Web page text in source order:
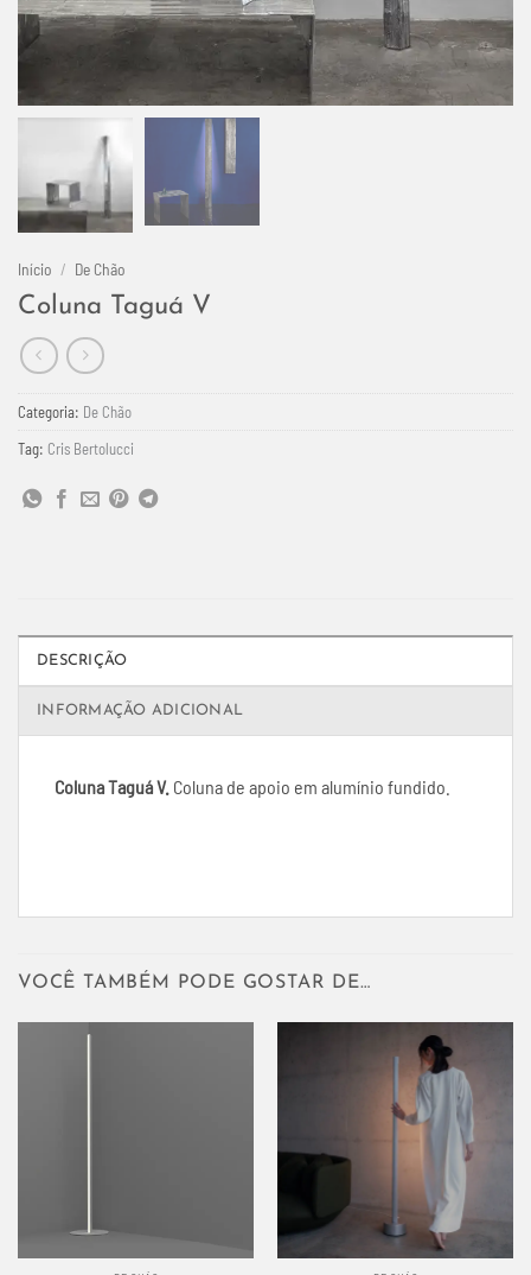
Início / De Chão
Coluna Taguá V
Categoria: De Chão
Tag: Cris Bertolucci
DESCRIÇÃO
INFORMAÇÃO ADICIONAL
Coluna Taguá V. Coluna de apoio em alumínio fundido.
VOCÊ TAMBÉM PODE GOSTAR DE…